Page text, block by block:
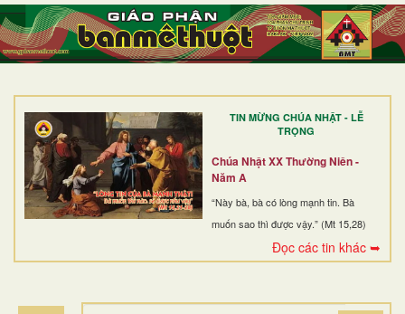
TIN MỪNG CHÚA NHẬT - LỄ
TRỌNG
Chúa Nhật XX Thường Niên -
Năm A
“Này bà, bà có lòng mạnh tin. Bà
muốn sao thì được vậy.” (Mt 15,28)
Đọc các tin khác ➥
TRANG NHẤT
GIỚI THIỆU
DÒNG TU
BAN MỤC VỤ
ĐOÀN THỂ CG
ĐIỂM HÀNH HƯƠNG